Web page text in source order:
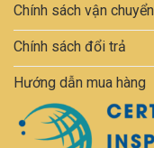
Chính sách vận chuyển
Chính sách đổi trả
Hướng dẫn mua hàng